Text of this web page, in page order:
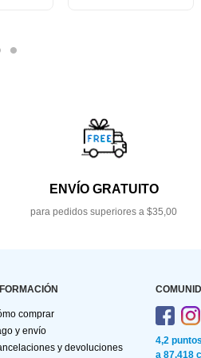
ENVÍO GRATUITO
para pedidos superiores a $35,00
comprar
y envío
y devoluciones
4,2
a 87.418